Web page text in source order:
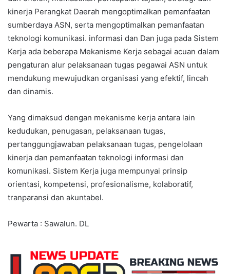
kinerja Perangkat Daerah mengoptimalkan pemanfaatan
sumberdaya ASN, serta mengoptimalkan pemanfaatan
teknologi komunikasi. informasi dan Dan juga pada Sistem
Kerja ada beberapa Mekanisme Kerja sebagai acuan dalam
pengaturan alur pelaksanaan tugas pegawai ASN untuk
mendukung mewujudkan organisasi yang efektif, lincah
dan dinamis.
Yang dimaksud dengan mekanisme kerja antara lain
kedudukan, penugasan, pelaksanaan tugas,
pertanggungjawaban pelaksanaan tugas, pengelolaan
kinerja dan pemanfaatan teknologi informasi dan
komunikasi. Sistem Kerja juga mempunyai prinsip
orientasi, kompetensi, profesionalisme, kolaboratif,
tranparansi dan akuntabel.
Pewarta : Sawalun. DL